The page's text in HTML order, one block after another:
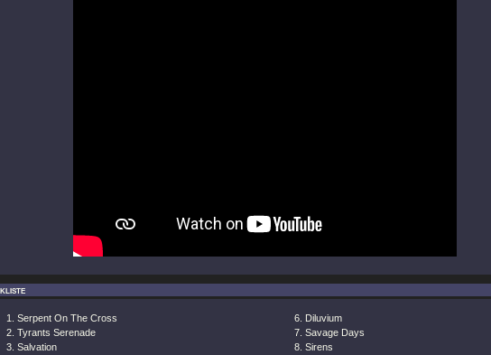
Serpent On The Cross
Tyrants Serenade
Salvation
Diluvium
Savage Days
Sirens